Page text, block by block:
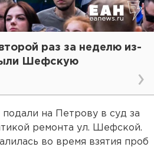
раз за неделю из-
Шефскую
на Петрову в суд за
ремонта ул. Шефской.
во время взятия проб